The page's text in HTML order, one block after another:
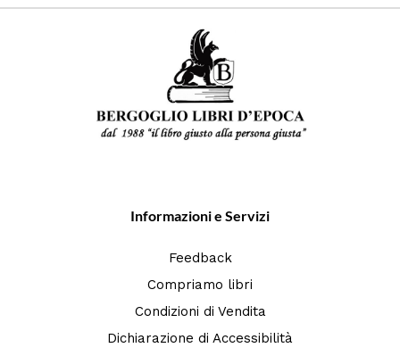
Informazioni e Servizi
Feedback
Compriamo libri
Condizioni di Vendita
Dichiarazione di Accessibilità